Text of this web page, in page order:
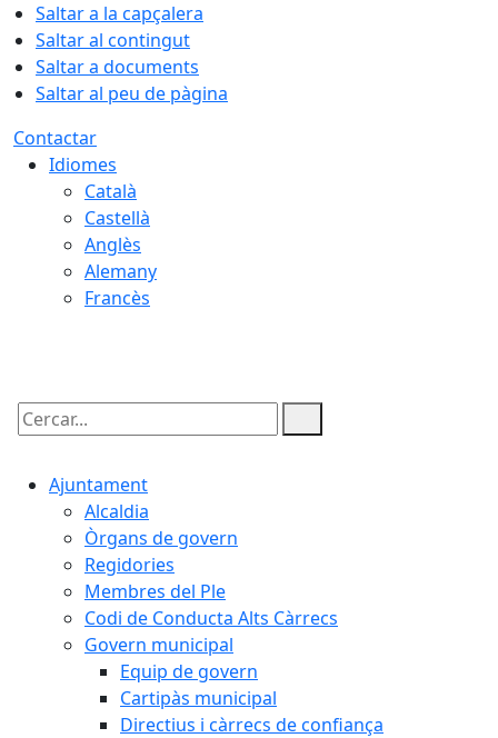
Saltar a la capçalera
Saltar al contingut
Saltar a documents
Saltar al peu de pàgina
Contactar
Idiomes
Català
Castellà
Anglès
Alemany
Francès
Cercar:
Ajuntament
Alcaldia
Òrgans de govern
Regidories
Membres del Ple
Codi de Conducta Alts Càrrecs
Govern municipal
Equip de govern
Cartipàs municipal
Directius i càrrecs de confiança